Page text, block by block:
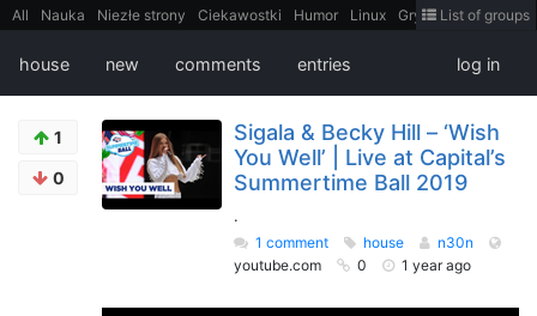
All Nauka Niezłe strony Ciekawostki Humor Linux Gry
Teh
Bezpieczeństwo
Książki Sugestie FotoHistoria
Truelolcontent
FilmyDokumentalne
gify
Cytaty Mapy Film Android itt Tradycyjne gry
List of groups
house new comments entries log in
1
0
Sigala & Becky Hill – ‘Wish
You Well’ | Live at Capital’s
Summertime Ball 2019
.
1 comment house
n30n
youtube.com
0 1 year ago